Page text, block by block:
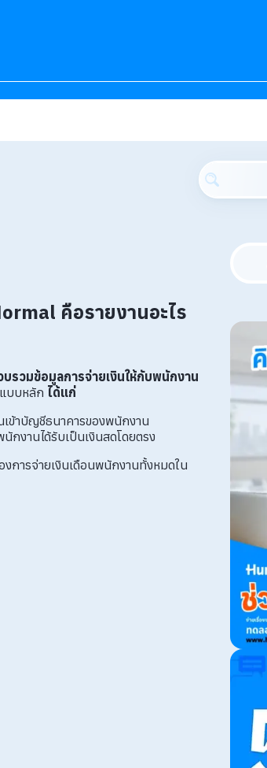
คือรายงานอะไร
บรวมข้อมูลการจ่ายเงินให้กับพนักงาน
บบหลัก ได้แก่
เข้าบัญชีธนาคารของพนักงาน
กงานได้รับเป็นเงินสดโดยตรง
การจ่ายเงินเดือนพนักงานทั้งหมดใน